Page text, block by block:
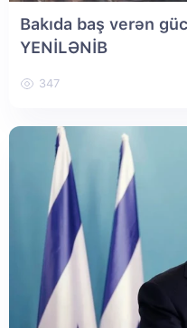
Bakıda baş verən
YENİLƏNİB
347